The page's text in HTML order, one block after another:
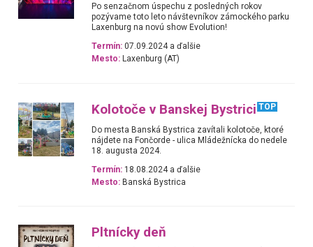
Po senzačnom úspechu z posledných rokov
pozývame toto leto návštevníkov zámockého parku
Laxenburg na novú show Evolution!
Termín: 07.09.2024 a ďalšie
Mesto: Laxenburg (AT)
Kolotoče v Banskej Bystrici TOP
Do mesta Banská Bystrica zavítali kolotoče, ktoré
nájdete na Fončorde - ulica Mládežnícka do nedele
18. augusta 2024.
Termín: 18.08.2024 a ďalšie
Mesto: Banská Bystrica
Pltnícky deň